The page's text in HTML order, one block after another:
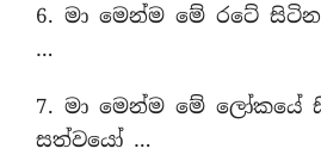
6. මා මෙන්ම මේ රටේ
…
7. මා මෙන්ම මේ ලෝකයේ
සත්වයෝ …